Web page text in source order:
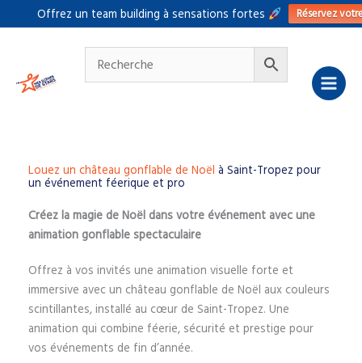
Offrez un team building à sensations fortes Réservez
au
Louez un château gonflable de Noël à Saint-Tropez pour
un événement féerique et pro
Créez la magie de Noël dans votre événement avec une
animation gonflable spectaculaire
Offrez à vos invités une animation visuelle forte et
immersive avec un château gonflable de Noël aux couleurs
scintillantes, installé au cœur de Saint-Tropez. Une
animation qui combine féerie, sécurité et prestige pour
vos événements de fin d’année.